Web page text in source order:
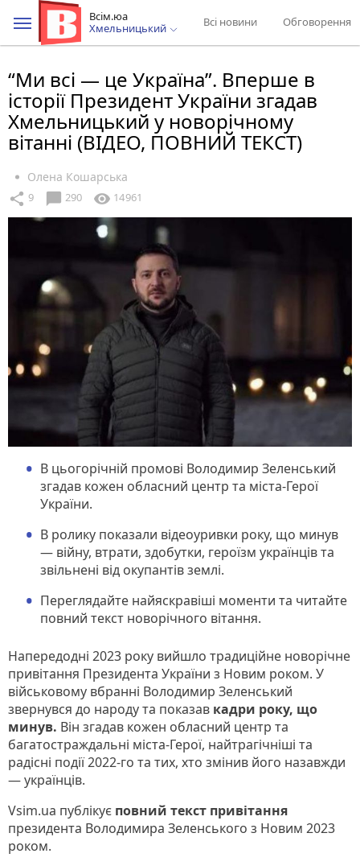
Всім.юа
Хмельницький
Всі новини Обговорення
“Ми всі — це Україна”. Вперше в
історії Президент України згадав
Хмельницький у новорічному
вітанні (ВІДЕО, ПОВНИЙ ТЕКСТ)
Олена Кошарська
share 9 chat_bubble 290 visibility 14961
В цьогорічній промові Володимир Зеленський
згадав кожен обласний центр та міста-Герої
України.
В ролику показали відеоуривки року, що минув
— війну, втрати, здобутки, героїзм українців та
звільнені від окупантів землі.
Переглядайте найяскравіші моменти та читайте
повний текст новорічного вітання.
Напередодні 2023 року вийшло традиційне новорічне
привітання Президента України з Новим роком. У
військовому вбранні Володимир Зеленський
звернувся до народу та показав кадри року, що
минув. Він згадав кожен обласний центр та
багатостраждальні міста-Герої, найтрагічніші та
радісні події 2022-го та тих, хто змінив його назавжди
— українців.
Vsim.ua публікує повний текст привітання
президента Володимира Зеленського з Новим 2023
роком.